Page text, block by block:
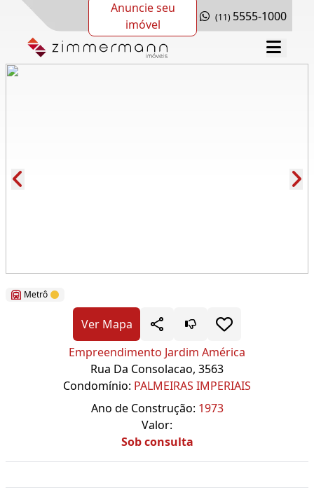
Anuncie seu
imóvel
(11) 5555-1000
Metrô
Ver Mapa
Empreendimento Jardim América
Rua Da Consolacao, 3563
Condomínio: PALMEIRAS IMPERIAIS
Ano de Construção: 1973
Valor:
Sob consulta